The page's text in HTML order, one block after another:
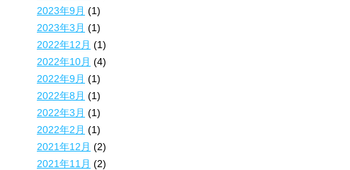
2023年9月 (1)
2023年3月 (1)
2022年12月 (1)
2022年10月 (4)
2022年9月 (1)
2022年8月 (1)
2022年3月 (1)
2022年2月 (1)
2021年12月 (2)
2021年11月 (2)